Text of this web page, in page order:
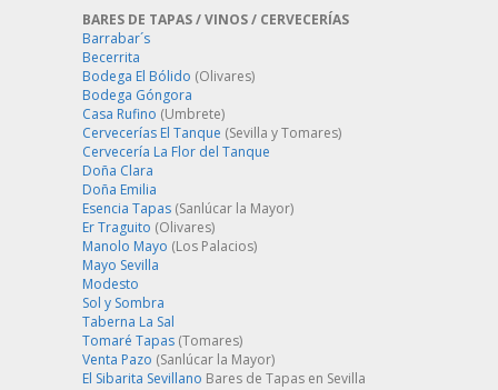
BARES DE TAPAS / VINOS / CERVECERÍAS
Barrabar´s
Becerrita
Bodega El Bólido (Olivares)
Bodega Góngora
Casa Rufino (Umbrete)
Cervecerías El Tanque (Sevilla y Tomares)
Cervecería La Flor del Tanque
Doña Clara
Doña Emilia
Esencia Tapas (Sanlúcar la Mayor)
Er Traguito (Olivares)
Manolo Mayo (Los Palacios)
Mayo Sevilla
Modesto
Sol y Sombra
Taberna La Sal
Tomaré Tapas (Tomares)
Venta Pazo (Sanlúcar la Mayor)
El Sibarita Sevillano Bares de Tapas en Sevilla